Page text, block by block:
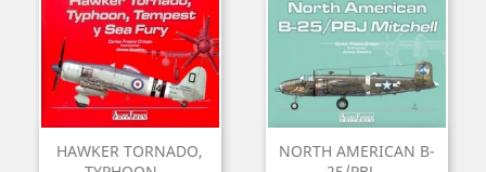
HAWKER TORNADO,
NORTH AMERICAN B-